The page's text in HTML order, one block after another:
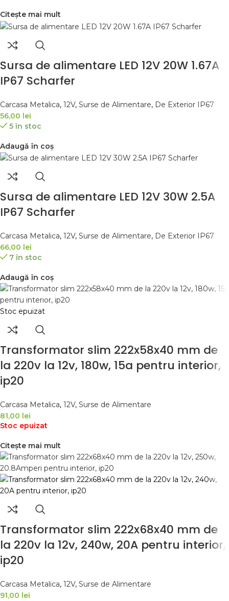
Citește mai mult
Sursa de alimentare LED 12V 20W 1.67A
IP67 Scharfer
Carcasa Metalica, 12V, Surse de Alimentare, De Exterior IP67
56,00 lei
5 în stoc
Adaugă în coș
Sursa de alimentare LED 12V 30W 2.5A
IP67 Scharfer
Carcasa Metalica, 12V, Surse de Alimentare, De Exterior IP67
66,00 lei
7 în stoc
Adaugă în coș
Stoc epuizat
Transformator slim 222x58x40 mm de
la 220v la 12v, 180w, 15a pentru interior,
ip20
Carcasa Metalica, 12V, Surse de Alimentare
81,00 lei
Stoc epuizat
Citește mai mult
Transformator slim 222x68x40 mm de
la 220v la 12v, 240w, 20A pentru interior,
ip20
Carcasa Metalica, 12V, Surse de Alimentare
91,00 lei